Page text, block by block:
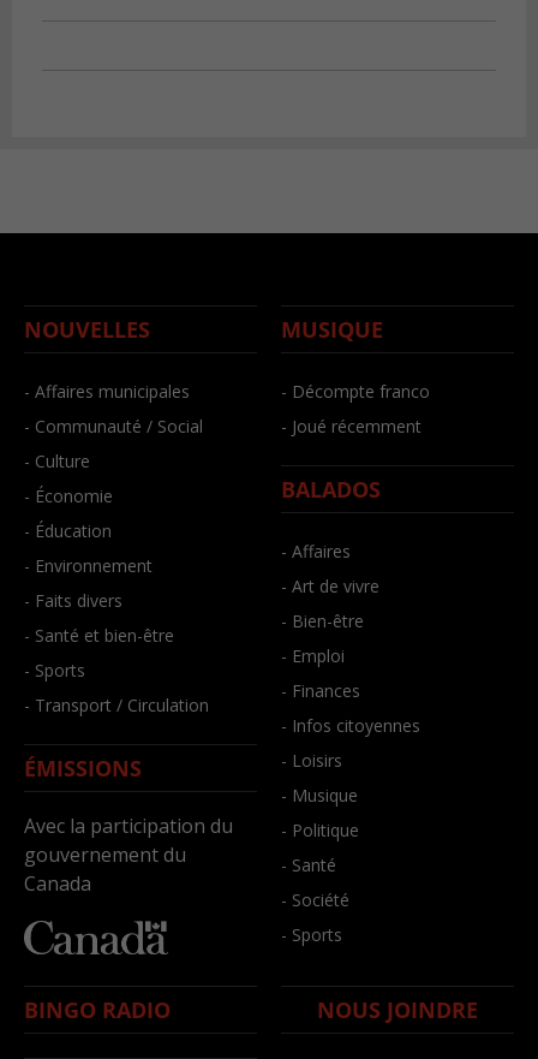
NOUVELLES
- Affaires municipales
- Communauté / Social
- Culture
- Économie
- Éducation
- Environnement
- Faits divers
- Santé et bien-être
- Sports
- Transport / Circulation
ÉMISSIONS
Avec la participation du
gouvernement du
Canada
MUSIQUE
- Décompte franco
- Joué récemment
BALADOS
- Affaires
- Art de vivre
- Bien-être
- Emploi
- Finances
- Infos citoyennes
- Loisirs
- Musique
- Politique
- Santé
- Société
- Sports
BINGO RADIO NOUS JOINDRE